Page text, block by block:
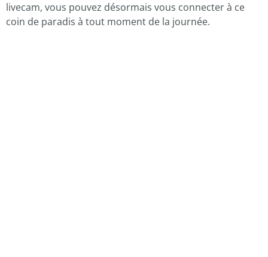
livecam, vous pouvez désormais vous connecter à ce
coin de paradis à tout moment de la journée.